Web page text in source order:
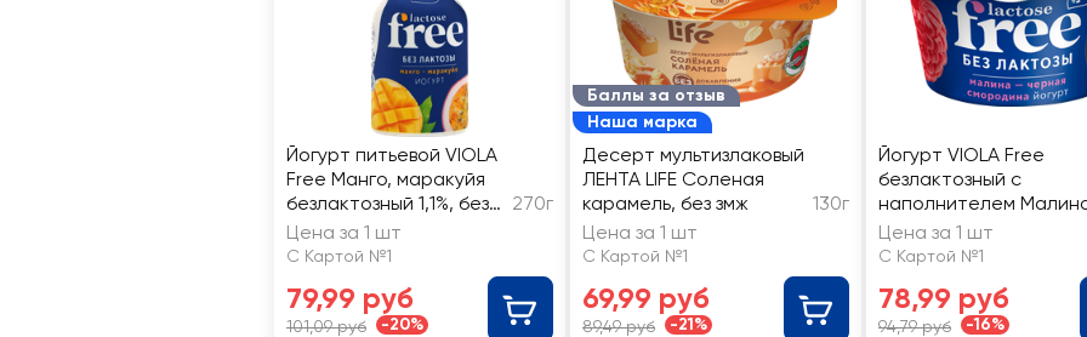
Йогурт питьевой VIOLA
Free Манго, маракуйя
безлактозный 1,1%, без
змж
270г
Цена за 1 шт
С Картой №1
79,99 руб
101,09 руб -20%
Баллы за отзыв
Наша марка
Десерт мультизлаковый
ЛЕНТА LIFE Соленая
карамель, без змж
130г
Цена за 1 шт
С Картой №1
69,99 руб
89,49 руб -21%
Йогурт VIOLA Free
безлактозный с
наполнителем
черная смородина
2,7%, без змж
Цена за 1 шт
С Картой №1
78,99 руб
94,79 руб -16%